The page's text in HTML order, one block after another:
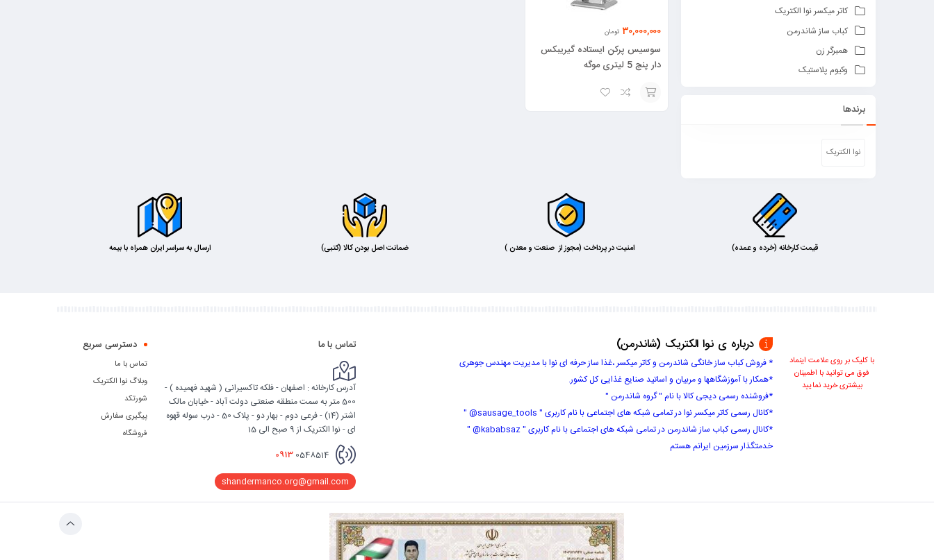
30,000,000 تومان
سوسیس پرکن ایستاده گیریبکس
دار پنج 5 لیتری موگه
کاتر میکسر نوا الکتریک
کباب ساز شاندرمن
همبرگر زن
وکیوم پلاستیک
برندها
نوا الکتریک
قیمت کارخانه (خرده و عمده) امنیت در پرداخت (مجوز از صنعت و معدن ) ضمانت اصل بودن کالا (کتبی) ارسال به سراسر ایران همراه با بیمه
با کلیک بر روی علامت اینماد
فوق می توانید با اطمینان
بیشتری خرید نمایید
درباره ی نوا الکتریک (شاندرمن)
* فروش کباب ساز خانگی شاندرمن و کاتر میکسر ،غذا ساز حرفه ای نوا با مدیریت مهندس جوهری
*همکار با آموزشگاهها و مربیان و اساتید صنایع غذایی کل کشور.
*فروشنده رسمی دیجی کالا با نام " گروه شاندرمن "
*کانال رسمی کاتر میکسر نوا در تمامی شبکه های اجتماعی با نام کاربری " sausage_tools@ "
*کانال رسمی کباب ساز شاندرمن در تمامی شبکه های اجتماعی با نام کاربری " kababsaz@ "
خدمتگذار سرزمین ایرانم هستم
تماس با ما
آدرس کارخانه : اصفهان - فلکه تاکسیرانی ( شهید فهمیده ) -
500 متر به سمت منطقه صنعتی دولت آباد - خیابان مالک
اشتر (14) - فرعی دوم - بهار دو - پلاک 50 - درب سوله قهوه
ای - نوا الکتریک از 9 صبح الی 15
0913 0548514
shandermanco.org@gmail.com
دسترسی سریع
تماس با ما
وبلاگ نوا الکتریک
شورتکد
پیگیری سفارش
فروشگاه